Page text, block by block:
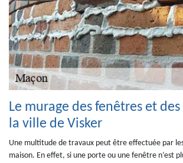
Le murage des fenêtres et
la ville de Visker
Une multitude de travaux peut être effectuée par
maison. En effet, si une porte ou une fenêtre n’est